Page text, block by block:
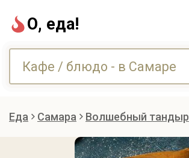
О, еда!
Еда Самара Волшебный тандыр